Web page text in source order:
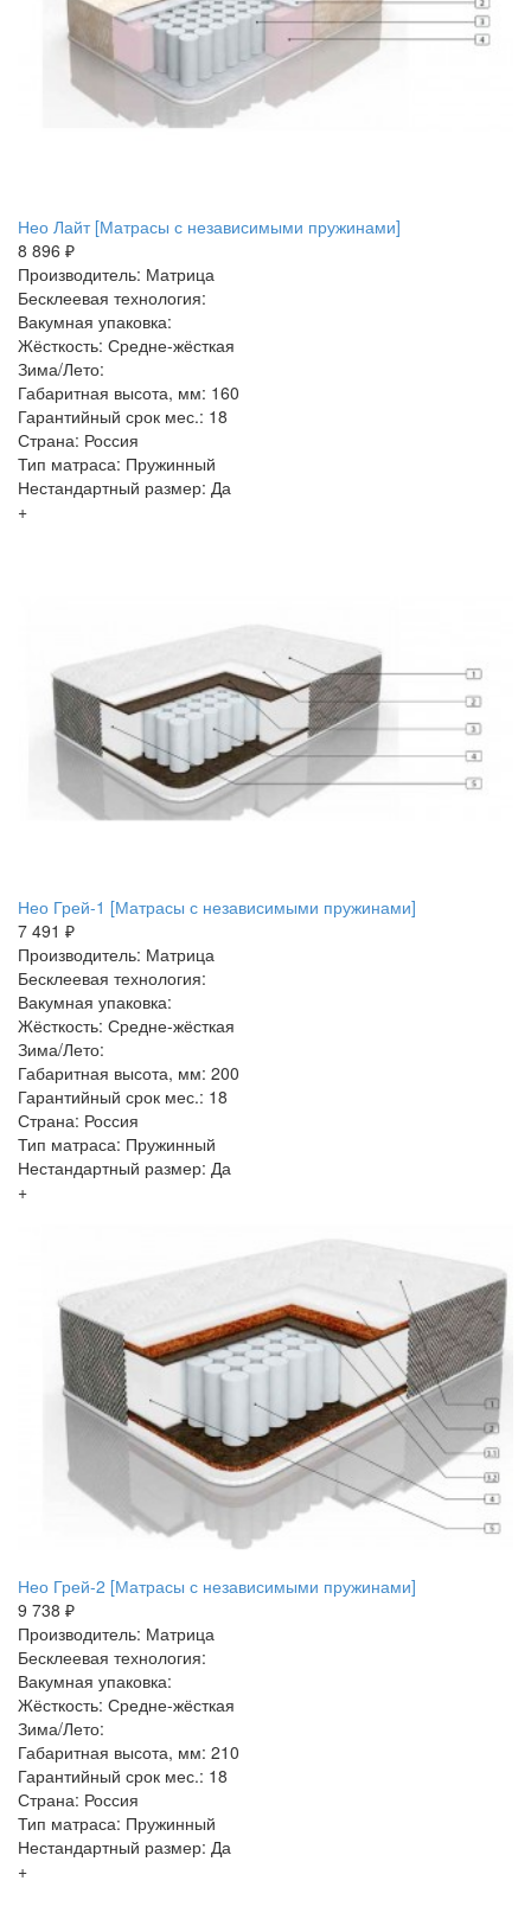
Нео Лайт [Матрасы с независимыми пружинами]
8 896 ₽
Производитель: Матрица
Бесклеевая технология:
Вакумная упаковка:
Жёсткость: Средне-жёсткая
Зима/Лето:
Габаритная высота, мм: 160
Гарантийный срок мес.: 18
Страна: Россия
Тип матраса: Пружинный
Нестандартный размер: Да
+
Нео Грей-1 [Матрасы с независимыми пружинами]
7 491 ₽
Производитель: Матрица
Бесклеевая технология:
Вакумная упаковка:
Жёсткость: Средне-жёсткая
Зима/Лето:
Габаритная высота, мм: 200
Гарантийный срок мес.: 18
Страна: Россия
Тип матраса: Пружинный
Нестандартный размер: Да
+
Нео Грей-2 [Матрасы с независимыми пружинами]
9 738 ₽
Производитель: Матрица
Бесклеевая технология:
Вакумная упаковка:
Жёсткость: Средне-жёсткая
Зима/Лето:
Габаритная высота, мм: 210
Гарантийный срок мес.: 18
Страна: Россия
Тип матраса: Пружинный
Нестандартный размер: Да
+